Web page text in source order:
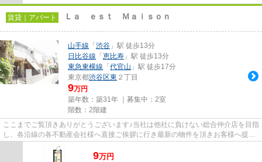
賃貸｜アパート Ｌａ ｅｓｔ Ｍａｉｓｏｎ
山手線 「 渋谷 」駅 徒歩13分
日比谷線 「 恵比寿 」駅 徒歩13分
東急東横線 「 代官山 」駅 徒歩17分
東京都渋谷区東 ２丁目
9万円
築年数：築31年 ｜募集中： 2室
階数：2階建
ここまでご覧頂きありがとうございます♪当社は他社に負けない総合仲介店を目指
し、各沿線の各不動産会社様へ直接ご挨拶に行き最新の物件を頂きお客様へ提供
しております！最新の情報は...
9万円